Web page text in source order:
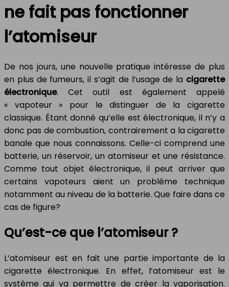
ne fait pas fonctionner
l’atomiseur
De nos jours, une nouvelle pratique intéresse de plus
en plus de fumeurs, il s’agit de l’usage de la cigarette
électronique. Cet outil est également appelé
« vapoteur » pour le distinguer de la cigarette
classique. Étant donné qu’elle est électronique, il n’y a
donc pas de combustion, contrairement a la cigarette
banale que nous connaissons. Celle-ci comprend une
batterie, un réservoir, un atomiseur et une résistance.
Comme tout objet électronique, il peut arriver que
certains vapoteurs aient un problème technique
notamment au niveau de la batterie. Que faire dans ce
cas de figure?
Qu’est-ce que l’atomiseur ?
L’atomiseur est en fait une partie importante de la
cigarette électronique. En effet, l’atomiseur est le
système qui va permettre de créer la vaporisation.